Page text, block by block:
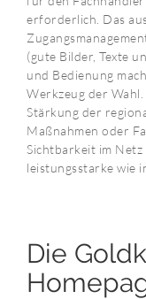
erforderlich. Das
(gute Bilder, Texte
und Bedienung
Werkzeug der
Stärkung der
Maßnahmen oder
Sichtbarkeit im Netz
leistungsstarke wie
Die